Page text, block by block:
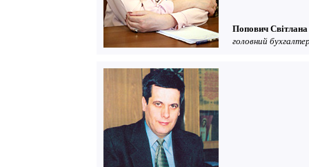
Попович Світлана
головний бухгалтер